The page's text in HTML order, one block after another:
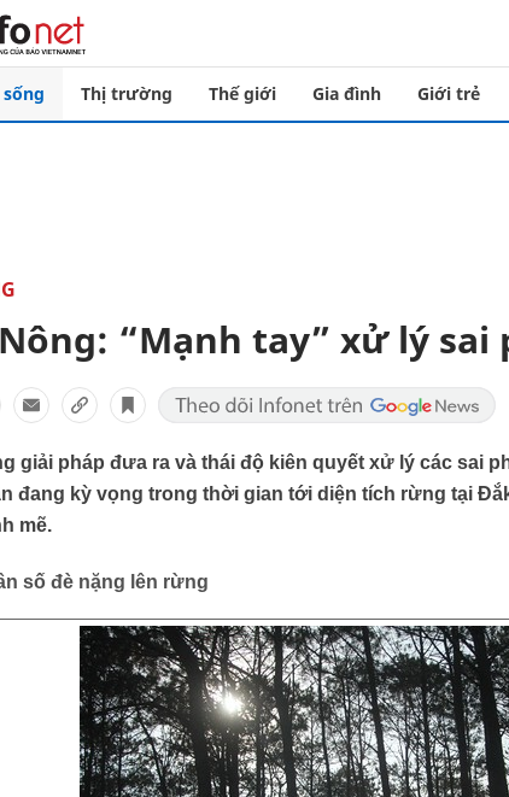
Thị trường Thế giới Gia đình Giới trẻ
“Mạnh tay” xử lý sai
giải pháp đưa ra và thái độ kiên quyết xử lý các sai
đang kỳ vọng trong thời gian tới diện tích rừng tại
mẽ.
số đè nặng lên rừng